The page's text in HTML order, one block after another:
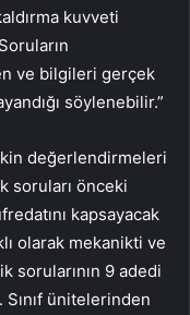
kuvveti
ve bilgileri gerçek
söylenebilir.”
değerlendirmeleri
soruları önceki
kapsayacak
olarak mekanikti ve
sorularının 9 adedi
Sınıf ünitelerinden